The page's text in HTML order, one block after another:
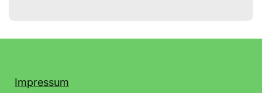
Impressum